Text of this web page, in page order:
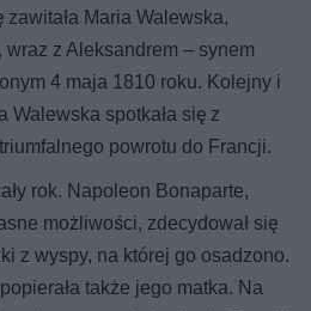
zawitała Maria Walewska,
z Aleksandrem – synem
4 maja 1810 roku. Kolejny i
Walewska spotkała się z
powrotu do Francji.
rok. Napoleon Bonaparte,
możliwości, zdecydował się
z wyspy, na której go osadzono.
także jego matka. Na